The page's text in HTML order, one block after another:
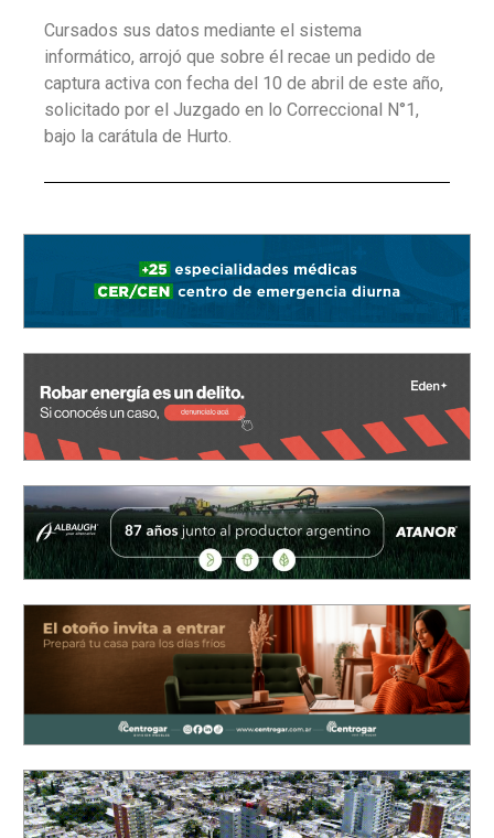
Cursados sus datos mediante el sistema
informático, arrojó que sobre él recae un pedido de
captura activa con fecha del 10 de abril de este año,
solicitado por el Juzgado en lo Correccional N°1,
bajo la carátula de Hurto.